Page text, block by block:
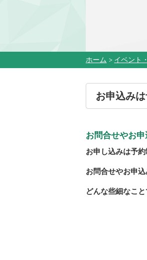
ホーム > イベント
お申込み
お問合せやお
お申し込みは予約
お問合せやお申
どんな些細なこ